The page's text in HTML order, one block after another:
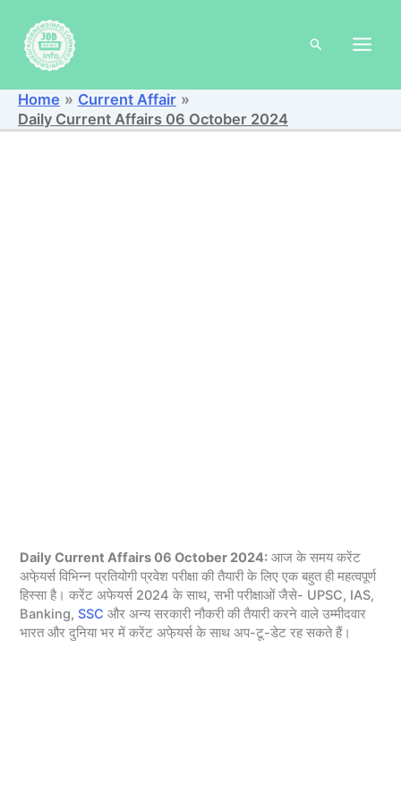
content
Search
Home
Current Affair
Daily Current Affairs 06 October 2024
Daily Current Affairs 06 October 2024: आज के समय करेंट
अफे़यर्स विभिन्न प्रतियोगी प्रवेश परीक्षा की तैयारी के लिए एक बहुत ही महत्वपूर्ण
हिस्सा है। करेंट अफेयर्स 2024 के साथ, सभी परीक्षाओं जैसे- UPSC, IAS,
Banking,SSC और अन्य सरकारी नौकरी की तैयारी करने वाले उम्मीदवार
भारत और दुनिया भर में करेंट अफे़यर्स के साथ अप-टू-डेट रह सकते हैं।